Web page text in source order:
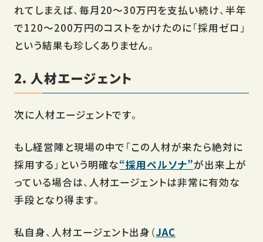
れてしまえば、毎月20〜30万円を支払い続け、半年
で120〜200万円のコストをかけたのに「採用ゼロ」
という結果も珍しくありません。
2. 人材エージェント
次に人材エージェントです。
もし経営陣と現場の中で「この人材が来たら絶対に
採用する」という明確な“採用ペルソナ”が出来上が
っている場合は、人材エージェントは非常に有効な
手段となり得ます。
私自身、人材エージェント出身（JAC